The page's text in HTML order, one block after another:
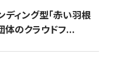
ディング型「赤い羽根
体のクラウドフ...